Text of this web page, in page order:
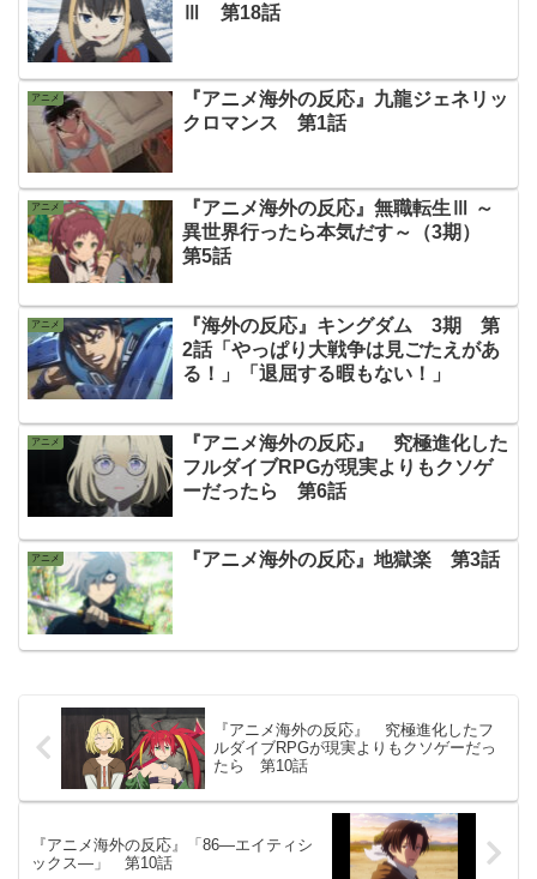
Ⅲ 第18話
アニメ
『アニメ海外の反応』九龍ジェネリッ
クロマンス 第1話
アニメ
『アニメ海外の反応』無職転生Ⅲ ～
異世界行ったら本気だす～（3期）
第5話
アニメ
『海外の反応』キングダム 3期 第
2話「やっぱり大戦争は見ごたえがあ
る！」「退屈する暇もない！」
アニメ
『アニメ海外の反応』 究極進化した
フルダイブRPGが現実よりもクソゲ
ーだったら 第6話
アニメ 『アニメ海外の反応』地獄楽 第3話
『アニメ海外の反応』 究極進化したフ
ルダイブRPGが現実よりもクソゲーだっ
たら 第10話
『アニメ海外の反応』「86―エイティシ
ックス―」 第10話